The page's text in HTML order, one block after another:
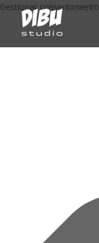
Gestionar consentimiento